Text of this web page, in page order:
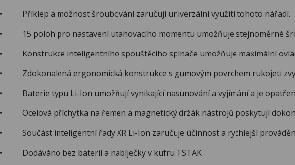
• Příklep a možnost šroubování zaručují univerzální využití tohoto nářadí.
• 15 poloh pro nastavení utahovacího momentu umožňuje stejnoměrné
• Konstrukce inteligentního spouštěcího spínače umožňuje maximální
• Zdokonalená ergonomická konstrukce s gumovým povrchem rukojeti
• Baterie typu Li-Ion umožňují vynikající nasunování a vyjímání a je
• Ocelová příchytka na řemen a magnetický držák nástrojů poskytují
• Součást inteligentní řady XR Li-Ion zaručuje účinnost a rychlejší
• Dodáváno bez baterií a nabíječky v kufru TSTAK